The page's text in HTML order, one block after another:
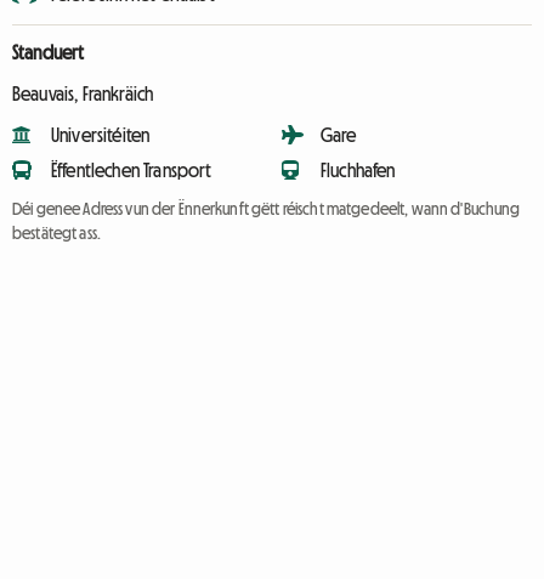
Standuert
Beauvais, Frankräich
Universitéiten
Ëffentlechen Transport
Gare
Fluchhafen
Déi genee Adress vun der Ënnerkunft gëtt réischt matgedeelt, wann d'Buchung
bestätegt ass.